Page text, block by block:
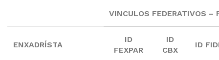
VINCULOS FEDERATIVOS –
ENXADRÍSTA
ID
FEXPAR
ID
CBX
ID